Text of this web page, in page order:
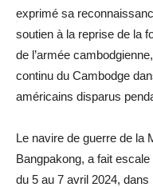
exprimé sa
soutien à la reprise de la
de l’armée
continu du Cambodge
américains disparus
Le navire de guerre de la
Bangpakong, a fait
du 5 au 7 avril 2024,